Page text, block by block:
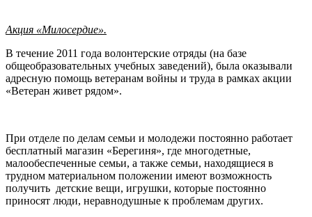
Акция «Милосердие».
В течение 2011 года волонтерские отряды (на базе
общеобразовательных учебных заведений), была оказывали
адресную помощь ветеранам войны и труда в рамках акции
«Ветеран живет рядом».
При отделе по делам семьи и молодежи постоянно работает
бесплатный магазин «Берегиня», где многодетные,
малообеспеченные семьи, а также семьи, находящиеся в
трудном материальном положении имеют возможность
получить детские вещи, игрушки, которые постоянно
приносят люди, неравнодушные к проблемам других.